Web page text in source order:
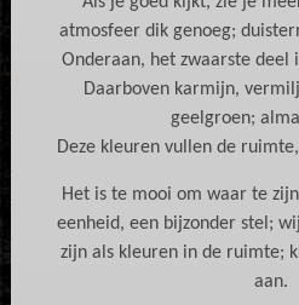
atmosfeer dik genoeg;
Onderaan, het zwaarste deel
Daarboven karmijn,
geelgroen;
Deze kleuren vullen de
Het is te mooi om waar te
eenheid, een bijzonder stel;
zijn als kleuren in de ruimte;
aan.